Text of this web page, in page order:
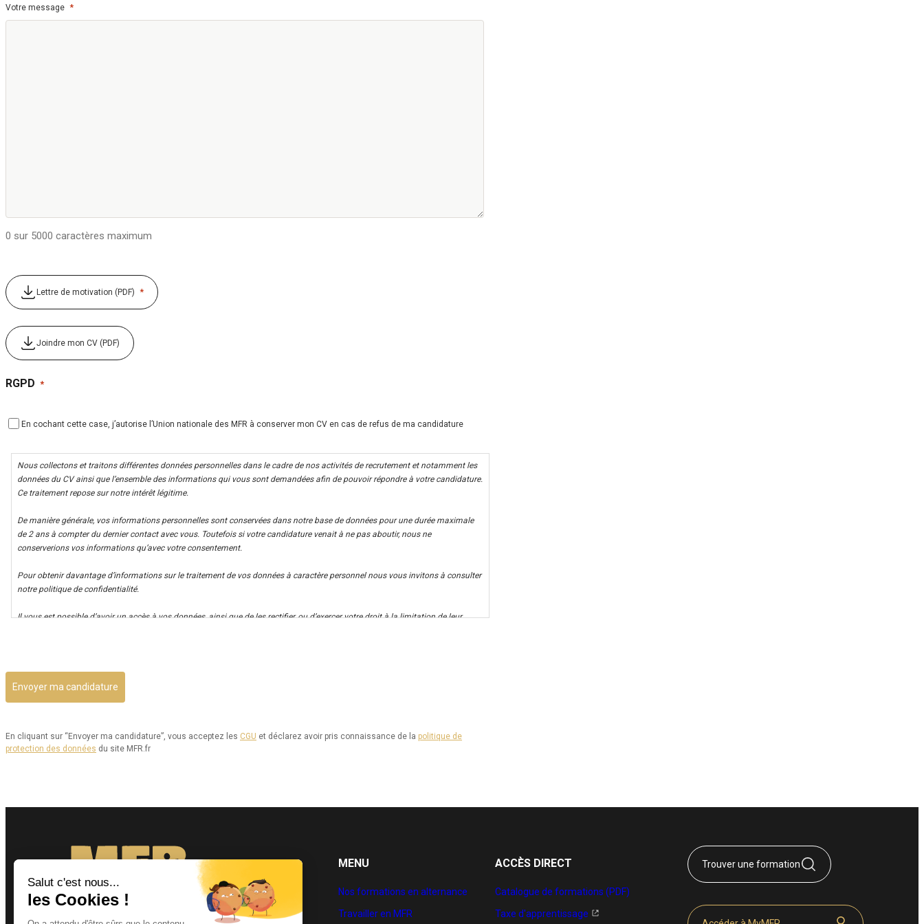
Votre message *
0 sur 5000 caractères maximum
Lettre de motivation (PDF) *
Joindre mon CV (PDF)
RGPD *
En cochant cette case, j’autorise l’Union nationale des MFR à conserver mon CV en cas de refus de ma candidature
Nous collectons et traitons différentes données personnelles dans le cadre de nos activités de recrutement et notamment les
données du CV ainsi que l’ensemble des informations qui vous sont demandées afin de pouvoir répondre à votre candidature.
Ce traitement repose sur notre intérêt légitime.
De manière générale, vos informations personnelles sont conservées dans notre base de données pour une durée maximale
de 2 ans à compter du dernier contact avec vous. Toutefois si votre candidature venait à ne pas aboutir, nous ne
conserverions vos informations qu’avec votre consentement.
Pour obtenir davantage d’informations sur le traitement de vos données à caractère personnel nous vous invitons à consulter
notre politique de confidentialité.
Il vous est possible d’avoir un accès à vos données, ainsi que de les rectifier, ou d’exercer votre droit à la limitation de leur
Vous pouvez consulter le site de la CNIL.fr ou https://www.cnil.fr/fr/reglement-europeen-protection-
donnees/chapitre3#Section2 pour plus d’informations sur vos droits.
Enfin, si vous estimez que vos droits informatiques et libertés ne sont pas respectés, vous pouvez adresser une réclamation à
En cliquant sur “Envoyer ma candidature”, vous acceptez les CGU et déclarez avoir pris connaissance de la politique de
protection des données du site MFR.fr
MENU
Nos formations en alternance
Travailler en MFR
ACCÈS DIRECT
Catalogue de formations (PDF)
Taxe d'apprentissage
Trouver une formation